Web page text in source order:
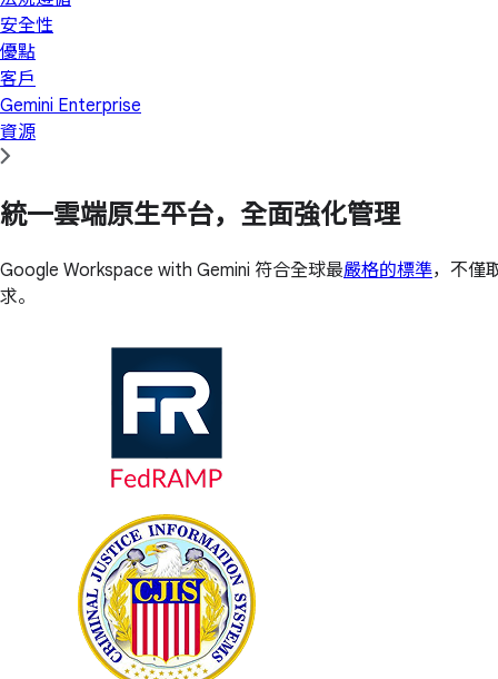
安全性
優點
客戶
Gemini Enterprise
資源
統一雲端原生平台，全面強化管理
Google Workspace with Gemini 符合全球最嚴格的標準，不僅
求。